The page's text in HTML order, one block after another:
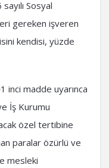
Sosyal
gereken işveren
kendisi, yüzde
inci madde uyarınca
İş Kurumu
özel tertibine
paralar özürlü ve
mesleki